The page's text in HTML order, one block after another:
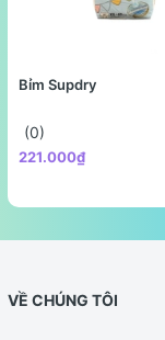
Bỉm Supdry
(0)
221.000₫
VỀ CHÚNG TÔI